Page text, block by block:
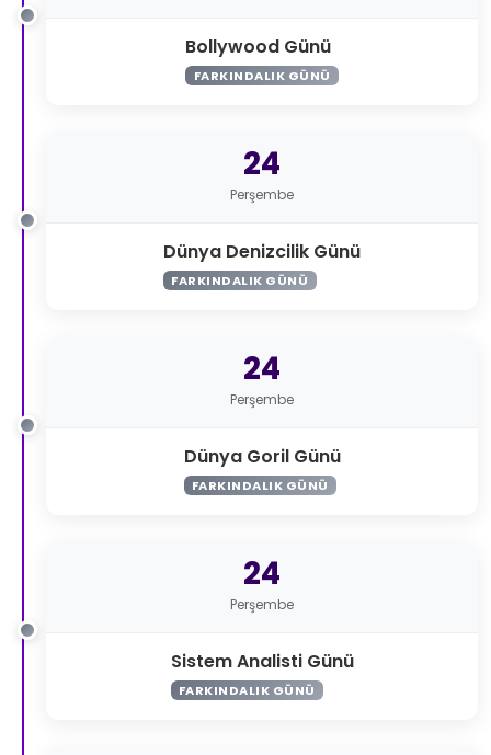
Bollywood Günü
FARKINDALIK GÜNÜ
24
Perşembe
Dünya Denizcilik Günü
FARKINDALIK GÜNÜ
24
Perşembe
Dünya Goril Günü
FARKINDALIK GÜNÜ
24
Perşembe
Sistem Analisti Günü
FARKINDALIK GÜNÜ